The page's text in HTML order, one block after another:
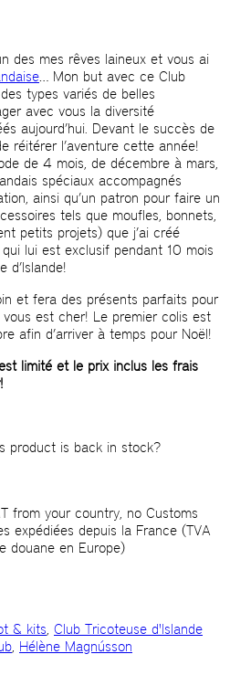
des mes rêves laineux et vous ai
… Mon but avec ce Club
types variés de belles
avec vous la diversité
aujourd’hui. Devant le succès de
réitérer l’aventure cette année!
de 4 mois, de décembre à mars,
spéciaux accompagnés
ainsi qu’un patron pour faire un
tels que moufles, bonnets,
petits projets) que j’ai créé
lui est exclusif pendant 10 mois
d’Islande!
et fera des présents parfaits pour
vous est cher! Le premier colis est
afin d’arriver à temps pour Noël!
limité et le prix inclus les frais
product is back in stock?
from your country, no Customs
expédiées depuis la France (TVA
douane en Europe)
& kits, Club Tricoteuse d'Islande
, Hélène Magnússon